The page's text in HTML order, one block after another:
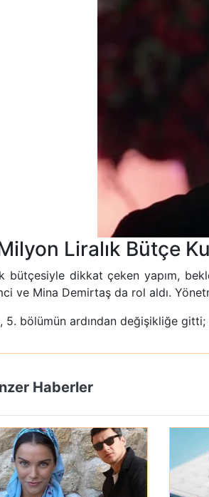
Liralık Bütçe
bütçesiyle dikkat çeken yapım,
ve Mina Demirtaş da rol aldı.
5. bölümün ardından değişikliğe
Haberler